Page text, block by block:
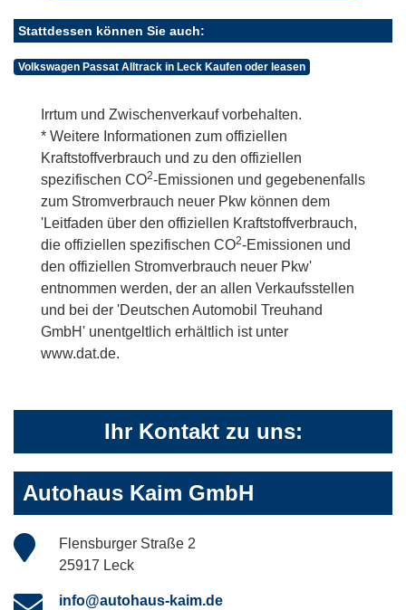
Stattdessen können Sie auch:
Volkswagen Passat Alltrack in Leck Kaufen oder leasen
Irrtum und Zwischenverkauf vorbehalten.
* Weitere Informationen zum offiziellen
Kraftstoffverbrauch und zu den offiziellen
spezifischen CO2-Emissionen und gegebenenfalls
zum Stromverbrauch neuer Pkw können dem
'Leitfaden über den offiziellen Kraftstoffverbrauch,
die offiziellen spezifischen CO2-Emissionen und
den offiziellen Stromverbrauch neuer Pkw'
entnommen werden, der an allen Verkaufsstellen
und bei der 'Deutschen Automobil Treuhand
GmbH' unentgeltlich erhältlich ist unter
www.dat.de.
Ihr Kontakt zu uns:
Autohaus Kaim GmbH
Flensburger Straße 2
25917 Leck
info@autohaus-kaim.de